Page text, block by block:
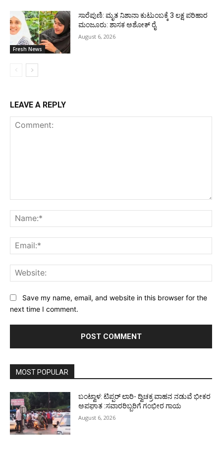
Fresh News
ಸಾರೆಪುಣಿ: ಮೃತ ನಿಶಾನಾ ಕುಟುಂಬಕ್ಕೆ 3 ಲಕ್ಷ ಪರಿಹಾರ
ಮಂಜೂರು: ಶಾಸಕ ಅಶೋಕ್ ರೈ
August 6, 2026
LEAVE A REPLY
Save my name, email, and website in this browser for the
next time I comment.
MOST POPULAR
ಬಂಟ್ವಾಳ: ಟಿಪ್ಪರ್ ಲಾರಿ- ದ್ವಿಚಕ್ರ ವಾಹನ ನಡುವೆ ಭೀಕರ
ಅಪಘಾತ :ಸವಾರರಿಬ್ಬರಿಗೆ ಗಂಭೀರ ಗಾಯ
August 6, 2026